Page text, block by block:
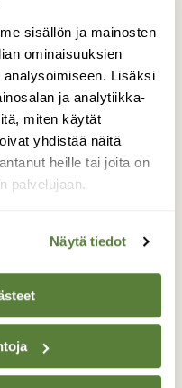
sisällön ja mainosten
ominaisuuksien
Lisäksi
ja analytiikka-
miten käytät
yhdistää näitä
heille tai joita on
palvelujaan.
Näytä tiedot
Yksinäinen
Kumppani
kahta
lähistöllä.